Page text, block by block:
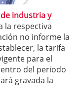
industria y
la respectiva
no informe la
la tarifa
para el
del periodo
gravada la